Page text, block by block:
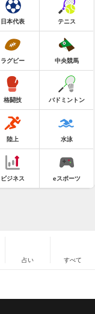
日本代表 テニス
ラグビー 中央競馬
格闘技 バドミントン
陸上 水泳
ビジネス eスポーツ
占い すべて